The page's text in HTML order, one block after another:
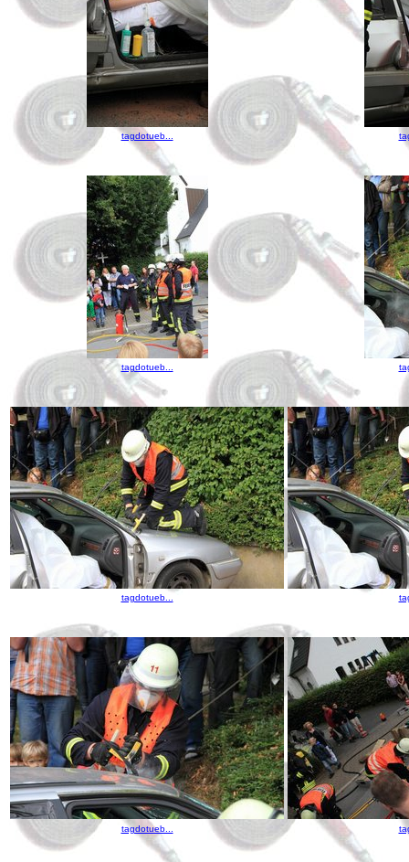
tagdotueb...
tagdotueb...
tagdotueb...
tagdotueb...